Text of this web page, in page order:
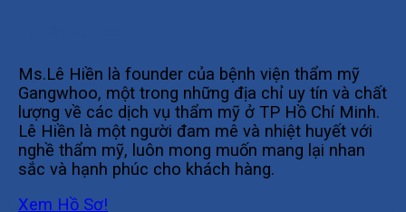
Ms.Lê Hiền là founder của bệnh viện thẩm mỹ
Gangwhoo, một trong những địa chỉ uy tín và chất
lượng về các dịch vụ thẩm mỹ ở TP Hồ Chí Minh.
Lê Hiền là một người đam mê và nhiệt huyết với
nghề thẩm mỹ, luôn mong muốn mang lại nhan
sắc và hạnh phúc cho khách hàng.
Xem Hồ Sơ!